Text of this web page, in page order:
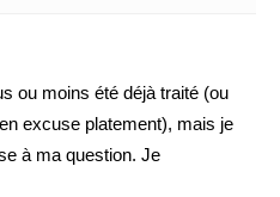
ou moins été déjà traité (ou
excuse platement), mais je
à ma question. Je